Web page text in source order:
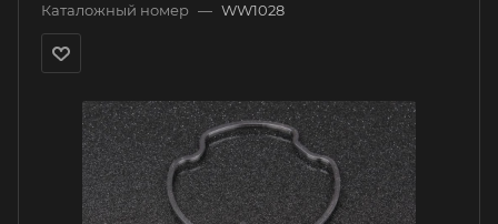
Каталожный номер — WW1028